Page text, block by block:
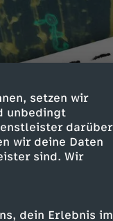
setzen wir
unbedingt
darüber
wir deine Daten
sind. Wir
dein Erlebnis im